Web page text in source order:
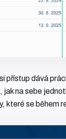
přístup dává
jak na sebe
které se během